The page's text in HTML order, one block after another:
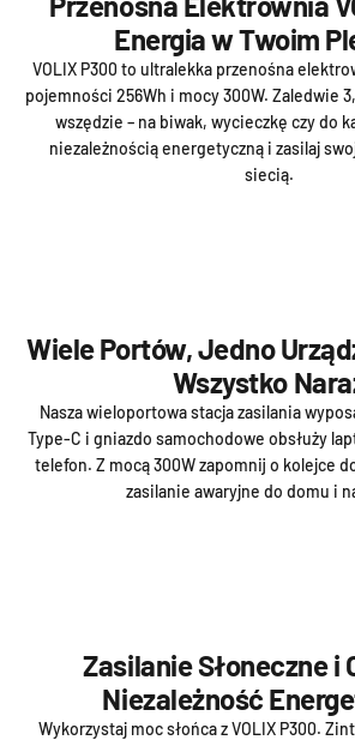
Energia w Twoim
VOLIX P300 to ultralekka przenośna
pojemności 256Wh i mocy 300W. Zaledwie
wszędzie – na biwak, wycieczkę czy do
niezależnością energetyczną i zasilaj
siecią.
Wiele Portów, Jedno
Wszystko
Nasza wieloportowa stacja zasilania
Type-C i gniazdo samochodowe obsłuży
telefon. Z mocą 300W zapomnij o kolejce
zasilanie awaryjne do domu i
Zasilanie Słoneczne i
Niezależność
Wykorzystaj moc słońca z VOLIX P300.